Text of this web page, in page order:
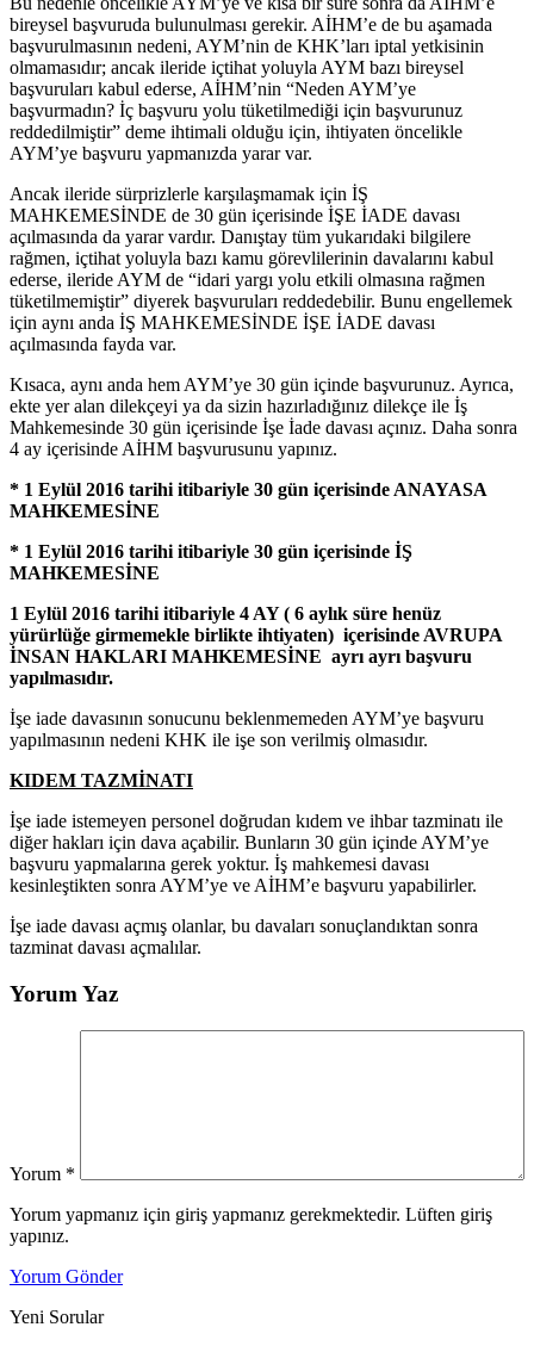
bireysel başvuruda bulunulması gerekir. AİHM’e de bu aşamada
başvurulmasının nedeni, AYM’nin de KHK’ları iptal yetkisinin
olmamasıdır; ancak ileride içtihat yoluyla AYM bazı bireysel
başvuruları kabul ederse, AİHM’nin “Neden AYM’ye
başvurmadın? İç başvuru yolu tüketilmediği için başvurunuz
reddedilmiştir” deme ihtimali olduğu için, ihtiyaten öncelikle
AYM’ye başvuru yapmanızda yarar var.
Ancak ileride sürprizlerle karşılaşmamak için İŞ
MAHKEMESİNDE de 30 gün içerisinde İŞE İADE davası
açılmasında da yarar vardır. Danıştay tüm yukarıdaki bilgilere
rağmen, içtihat yoluyla bazı kamu görevlilerinin davalarını kabul
ederse, ileride AYM de “idari yargı yolu etkili olmasına rağmen
tüketilmemiştir” diyerek başvuruları reddedebilir. Bunu engellemek
için aynı anda İŞ MAHKEMESİNDE İŞE İADE davası
açılmasında fayda var.
Kısaca, aynı anda hem AYM’ye 30 gün içinde başvurunuz. Ayrıca,
ekte yer alan dilekçeyi ya da sizin hazırladığınız dilekçe ile İş
Mahkemesinde 30 gün içerisinde İşe İade davası açınız. Daha sonra
4 ay içerisinde AİHM başvurusunu yapınız.
* 1 Eylül 2016 tarihi itibariyle 30 gün içerisinde ANAYASA
MAHKEMESİNE
* 1 Eylül 2016 tarihi itibariyle 30 gün içerisinde İŞ
MAHKEMESİNE
1 Eylül 2016 tarihi itibariyle 4 AY ( 6 aylık süre henüz
yürürlüğe girmemekle birlikte ihtiyaten) içerisinde AVRUPA
İNSAN HAKLARI MAHKEMESİNE ayrı ayrı başvuru
yapılmasıdır.
İşe iade davasının sonucunu beklenmemeden AYM’ye başvuru
yapılmasının nedeni KHK ile işe son verilmiş olmasıdır.
KIDEM TAZMİNATI
İşe iade istemeyen personel doğrudan kıdem ve ihbar tazminatı ile
diğer hakları için dava açabilir. Bunların 30 gün içinde AYM’ye
başvuru yapmalarına gerek yoktur. İş mahkemesi davası
kesinleştikten sonra AYM’ye ve AİHM’e başvuru yapabilirler.
İşe iade davası açmış olanlar, bu davaları sonuçlandıktan sonra
tazminat davası açmalılar.
Yorum Yaz
Yorum *
Yorum yapmanız için giriş yapmanız gerekmektedir. Lüften giriş
yapınız.
Yorum Gönder
Yeni Sorular